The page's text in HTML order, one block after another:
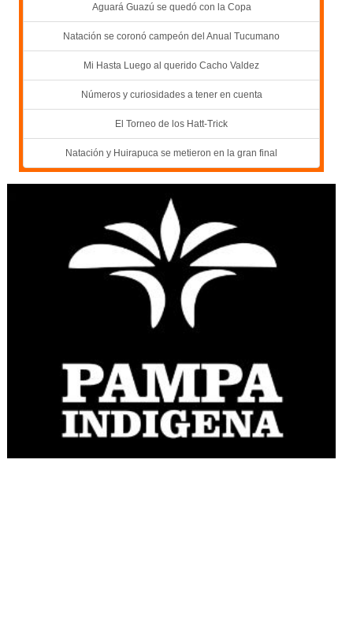
Aguará Guazú se quedó con la Copa
Natación se coronó campeón del Anual Tucumano
Mi Hasta Luego al querido Cacho Valdez
Números y curiosidades a tener en cuenta
El Torneo de los Hatt-Trick
Natación y Huirapuca se metieron en la gran final